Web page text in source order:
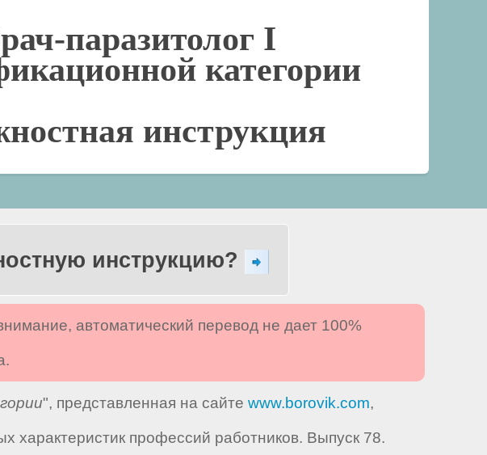
паразитолог I
категории
инструкция
инструкцию?
автоматический перевод не дает 100%
", представленная на сайте www.borovik.com,
профессий работников. Выпуск 78.